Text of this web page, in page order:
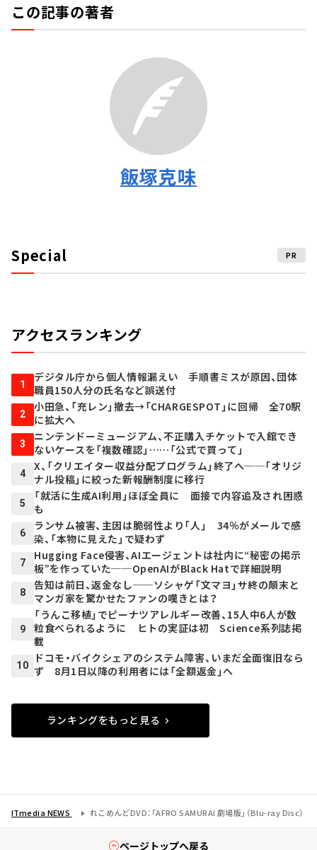
この記事の著者
飯塚克味
Special PR
アクセスランキング
1
デジタル庁から個人情報漏えい 手順書ミスが原因、団体
職員150人分の氏名など誤送付
2
小田急、「充レン」撤去→「CHARGESPOT」に回帰 全70駅
に拡大へ
3
ニンテンドーミュージアム、不正購入チケットで入館でき
ないケースを「複数確認」……「公式で買って」
4
X、「クリエイター収益分配プログラム」終了へ──「オリジ
ナル投稿」に絞った新報酬制度に移行
5
「就活に生成AI利用」ほぼ全員に 面接で内容追及され困惑
も
6
ランサム被害、主因は脆弱性より「人」 34％がメールで感
染、「本物に見えた」で疑わず
7
Hugging Face侵害、AIエージェントは社内に“秘密の掲示
板”を作っていた──OpenAIがBlack Hatで詳細説明
8
告知は前日、返金なし──ソシャゲ「文マヨ」サ終の顛末と
マンガ家を驚かせたファンの嘆きとは？
9
「うんこ移植」でピーナツアレルギー改善、15人中6人が数
粒食べられるように ヒトの実証は初 Science系列誌掲
載
10
ドコモ・バイクシェアのシステム障害、いまだ全面復旧なら
ず 8月1日以降の利用者には「全額返金」へ
ランキングをもっと見る
ITmedia NEWS れこめんどDVD：「AFRO SAMURAI 劇場版」（Blu-ray Disc）
ページトップへ戻る